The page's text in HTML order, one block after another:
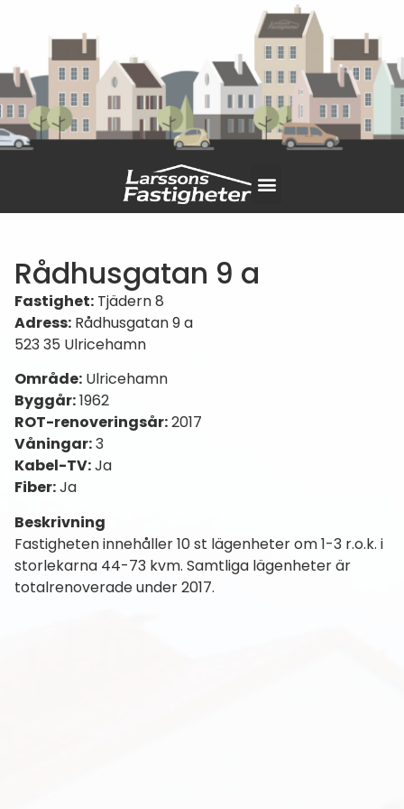
Rådhusgatan 9 a
Fastighet: Tjädern 8
Adress: Rådhusgatan 9 a
523 35 Ulricehamn
Område: Ulricehamn
Byggår:1962
ROT-renoveringsår:2017
Våningar:3
Kabel-TV:Ja
Fiber:Ja
Beskrivning
Fastigheten innehåller 10 st lägenheter om 1-3 r.o.k. i
storlekarna 44-73 kvm. Samtliga lägenheter är
totalrenoverade under 2017.